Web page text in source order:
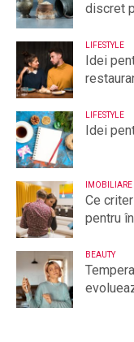
discret
LIFESTYLE
Idei
LIFESTYLE
Idei
IMOBILIARE
Ce
pentru
BEAUTY